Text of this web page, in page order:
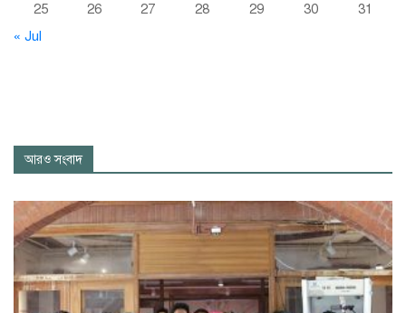
25
26 27 28 29 30
31
« Jul
আরও সংবাদ